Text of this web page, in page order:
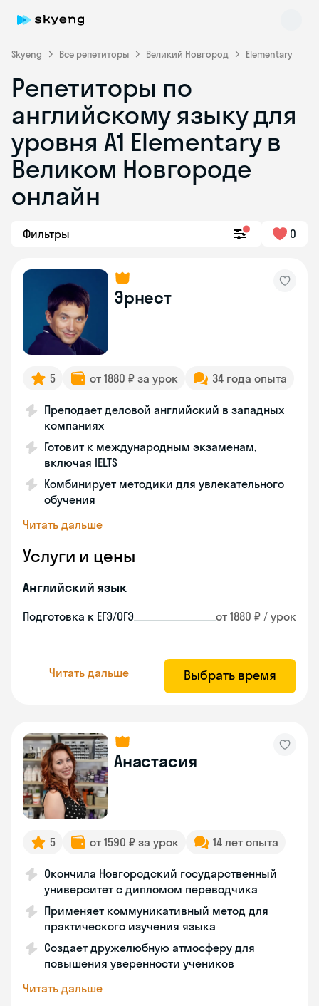
Skyeng Все репетиторы Великий Новгород Elementary
Репетиторы по
английскому языку для
уровня A1 Elementary в
Великом Новгороде
онлайн
Фильтры 0
Эрнест
5 от 1880 ₽ за урок 34 года опыта
Преподает деловой английский в западных
компаниях
Готовит к международным экзаменам,
включая IELTS
Комбинирует методики для увлекательного
обучения
Читать дальше
Услуги и цены
Английский язык
Подготовка к ЕГЭ/ОГЭ от 1880 ₽ / урок
Читать дальше Выбрать время
Анастасия
5 от 1590 ₽ за урок 14 лет опыта
Окончила Новгородский государственный
университет с дипломом переводчика
Применяет коммуникативный метод для
практического изучения языка
Создает дружелюбную атмосферу для
повышения уверенности учеников
Читать дальше
Skyeng Chat
online